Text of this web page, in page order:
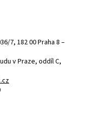
7, 182 00 Praha 8 –
v Praze, oddíl C,